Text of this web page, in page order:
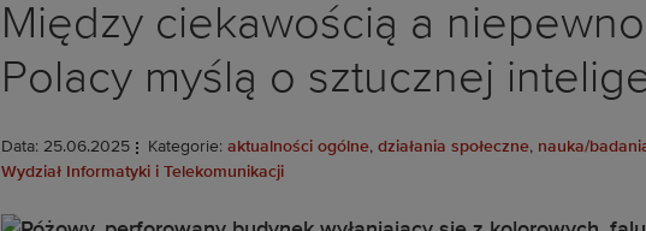
Między ciekawością a
Polacy myślą o sztucznej
Data: 25.06.2025 Kategorie: aktualności ogólne, działania społeczne, nauka/
Wydział Informatyki i Telekomunikacji